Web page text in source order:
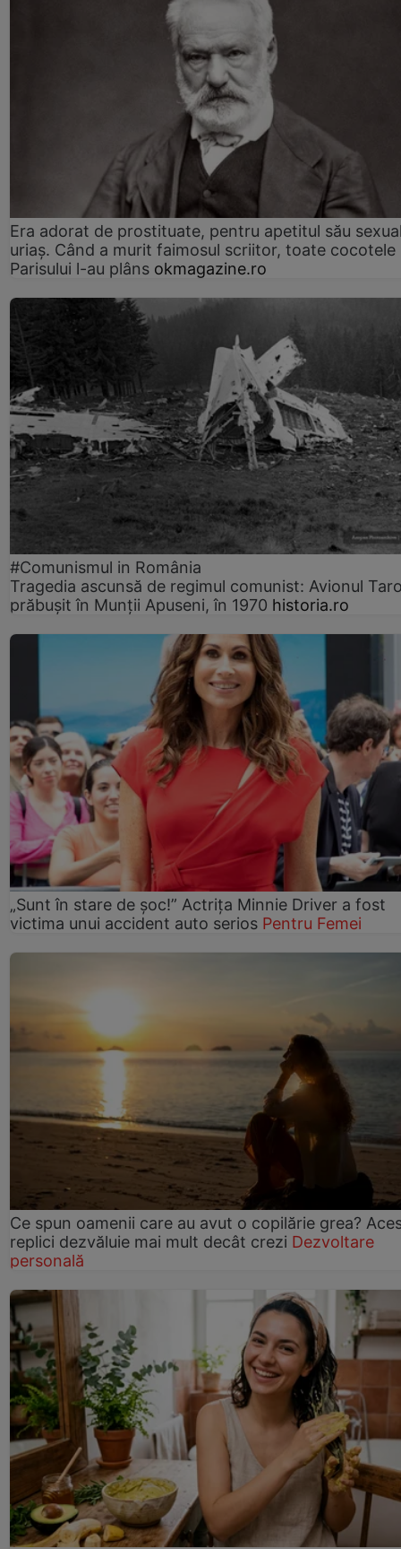
Era adorat de prostituate, pentru apetitul său
uriaș. Când a murit faimosul scriitor, toate cocotele
Parisului l-au plâns okmagazine.ro
#Comunismul in România
Tragedia ascunsă de regimul comunist: Avionul
prăbușit în Munții Apuseni, în 1970 historia.ro
„Sunt în stare de șoc!” Actrița Minnie Driver a fost
victima unui accident auto serios Pentru Femei
Ce spun oamenii care au avut o copilărie grea?
replici dezvăluie mai mult decât crezi Dezvoltare
personală